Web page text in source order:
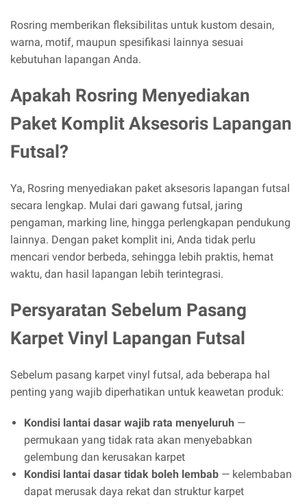
Rosring memberikan fleksibilitas untuk kustom desain,
warna, motif, maupun spesifikasi lainnya sesuai
kebutuhan lapangan Anda.
Apakah Rosring Menyediakan
Paket Komplit Aksesoris Lapangan
Futsal?
Ya, Rosring menyediakan paket aksesoris lapangan futsal
secara lengkap. Mulai dari gawang futsal, jaring
pengaman, marking line, hingga perlengkapan pendukung
lainnya. Dengan paket komplit ini, Anda tidak perlu
mencari vendor berbeda, sehingga lebih praktis, hemat
waktu, dan hasil lapangan lebih terintegrasi.
Persyaratan Sebelum Pasang
Karpet Vinyl Lapangan Futsal
Sebelum pasang karpet vinyl futsal, ada beberapa hal
penting yang wajib diperhatikan untuk keawetan produk:
Kondisi lantai dasar wajib rata menyeluruh —
permukaan yang tidak rata akan menyebabkan
gelembung dan kerusakan karpet
Kondisi lantai dasar tidak boleh lembab — kelembaban
dapat merusak daya rekat dan struktur karpet